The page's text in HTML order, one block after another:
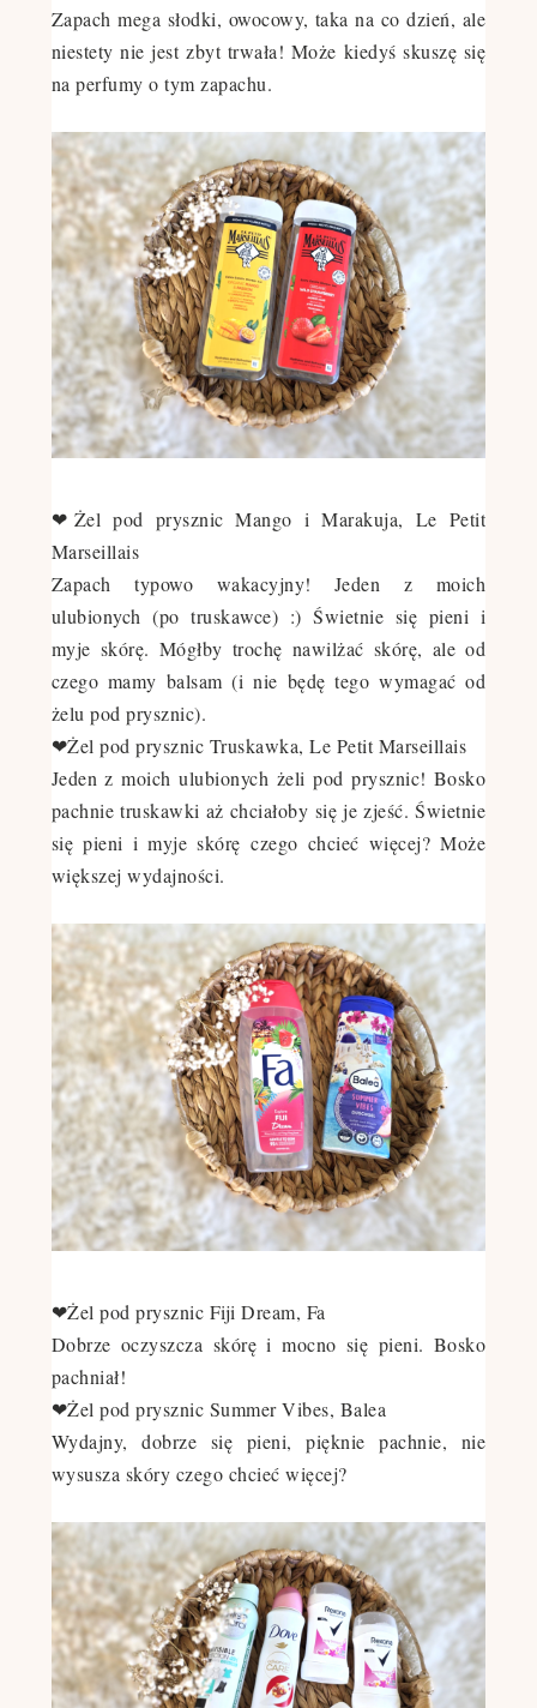
Zapach mega słodki, owocowy, taka na co dzień, ale
niestety nie jest zbyt trwała! Może kiedyś skuszę się
na perfumy o tym zapachu.
❤Żel pod prysznic Mango i Marakuja, Le Petit
Marseillais
Zapach typowo wakacyjny! Jeden z moich
ulubionych (po truskawce) :) Świetnie się pieni i
myje skórę. Mógłby trochę nawilżać skórę, ale od
czego mamy balsam (i nie będę tego wymagać od
żelu pod prysznic).
❤Żel pod prysznic Truskawka, Le Petit Marseillais
Jeden z moich ulubionych żeli pod prysznic! Bosko
pachnie truskawki aż chciałoby się je zjeść. Świetnie
się pieni i myje skórę czego chcieć więcej? Może
większej wydajności.
❤Żel pod prysznic Fiji Dream, Fa
Dobrze oczyszcza skórę i mocno się pieni. Bosko
pachniał!
❤Żel pod prysznic Summer Vibes, Balea
Wydajny, dobrze się pieni, pięknie pachnie, nie
wysusza skóry czego chcieć więcej?